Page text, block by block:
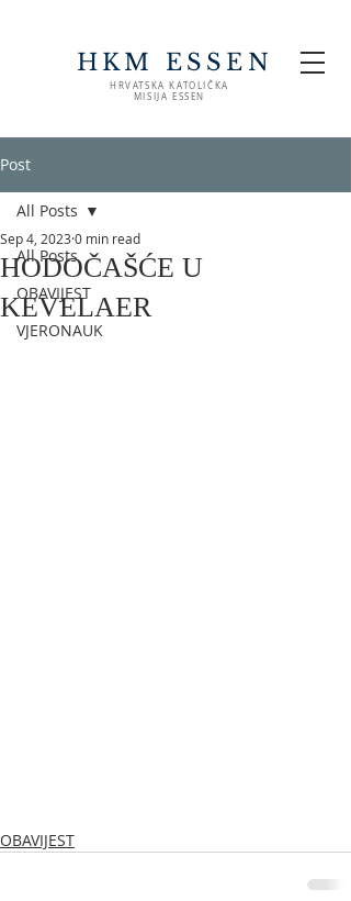
HKM ESSEN
HRVATSKA KATOLIČKA
MISIJA ESSEN
Post
All Posts
OBAVIJEST
VJERONAUK
All Posts
HODOČAŠĆE U
KEVELAER
Sep 4, 2023 0 min read
OBAVIJEST